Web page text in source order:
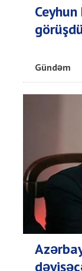
Gündəm